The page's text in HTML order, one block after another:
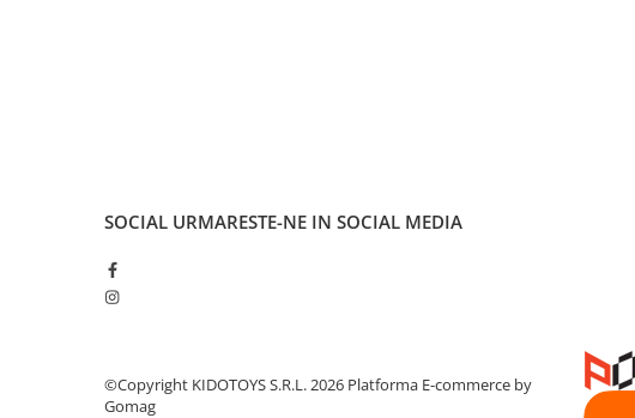
Schimbator de viteze bicicleta
Schimbatoare fata
Schimbatoare spate
Manete schimbator bicicleta
SOCIAL URMARESTE-NE IN SOCIAL MEDIA
©Copyright KIDOTOYS S.R.L. 2026 Platforma E-commerce by
Gomag